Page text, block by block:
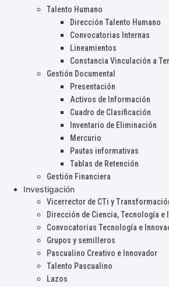
Talento Humano
Dirección Talento Humano
Convocatorias Internas
Lineamientos
Constancia Vinculación a
Gestión Documental
Presentación
Activos de Información
Cuadro de Clasificación
Inventario de Eliminación
Mercurio
Pautas informativas
Tablas de Retención
Gestión Financiera
Investigación
Vicerrector de CTi y
Dirección de Ciencia, Tecnología e
Convocatorias Tecnología e
Grupos y semilleros
Pascualino Creativo e Innovador
Talento Pascualino
Lazos